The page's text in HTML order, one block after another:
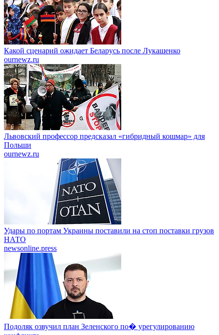
Какой сценарий ожидает Беларусь после Лукашенко
ournewz.ru
Львовский профессор предсказал «гибридный кошмар» для
Польши
ournewz.ru
Удары по портам Украины поставили на стоп поставки грузов
НАТО
newsonline.press
Подоляк озвучил план Зеленского по� урегулированию